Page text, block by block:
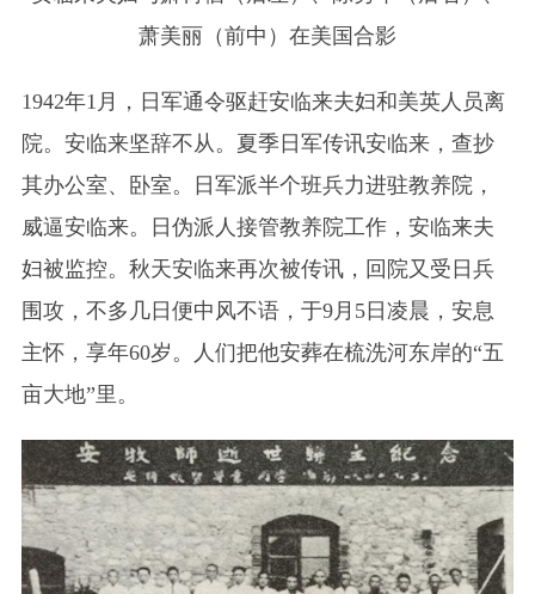
萧美丽（前中）在美国合影
1942年1月，日军通令驱赶安临来夫妇和美英人员离
院。安临来坚辞不从。夏季日军传讯安临来，查抄
其办公室、卧室。日军派半个班兵力进驻教养院，
威逼安临来。日伪派人接管教养院工作，安临来夫
妇被监控。秋天安临来再次被传讯，回院又受日兵
围攻，不多几日便中风不语，于9月5日凌晨，安息
主怀，享年60岁。人们把他安葬在梳洗河东岸的“五
亩大地”里。